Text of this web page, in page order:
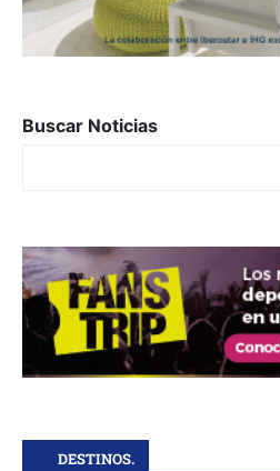
Buscar Noticias
DESTINOS.